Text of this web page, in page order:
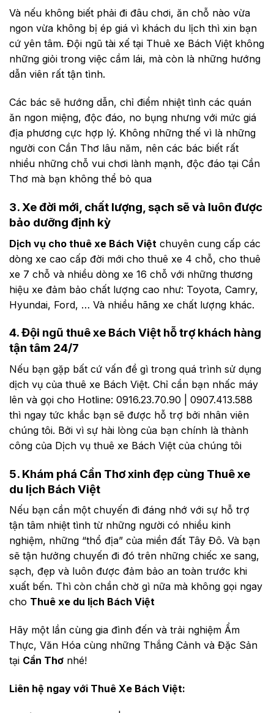
Và nếu không biết phải đi đâu chơi, ăn chỗ nào vừa
ngon vừa không bị ép giá vì khách du lịch thì xin bạn
cứ yên tâm. Đội ngũ tài xế tại Thuê xe Bách Việt không
những giỏi trong việc cầm lái, mà còn là những hướng
dẫn viên rất tận tình.
Các bác sẽ hướng dẫn, chỉ điểm nhiệt tình các quán
ăn ngon miệng, độc đáo, no bụng nhưng với mức giá
địa phương cực hợp lý. Không những thế vì là những
người con Cần Thơ lâu năm, nên các bác biết rất
nhiều những chỗ vui chơi lành mạnh, độc đáo tại Cần
Thơ mà bạn không thể bỏ qua
3. Xe đời mới, chất lượng, sạch sẽ và luôn được
bảo dưỡng định kỳ
Dịch vụ cho thuê xe Bách Việt chuyên cung cấp các
dòng xe cao cấp đời mới cho thuê xe 4 chỗ, cho thuê
xe 7 chỗ và nhiều dòng xe 16 chỗ với những thương
hiệu xe đảm bảo chất lượng cao như: Toyota, Camry,
Hyundai, Ford, … Và nhiều hãng xe chất lượng khác.
4. Đội ngũ thuê xe Bách Việt hỗ trợ khách hàng
tận tâm 24/7
Nếu bạn gặp bất cứ vấn đề gì trong quá trình sử dụng
dịch vụ của thuê xe Bách Việt. Chỉ cần bạn nhấc máy
lên và gọi cho Hotline: 0916.23.70.90 | 0907.413.588
thì ngay tức khắc bạn sẽ được hỗ trợ bởi nhân viên
chúng tôi. Bởi vì sự hài lòng của bạn chính là thành
công của Dịch vụ thuê xe Bách Việt của chúng tôi
5. Khám phá Cần Thơ xinh đẹp cùng Thuê xe
du lịch Bách Việt
Nếu bạn cần một chuyến đi đáng nhớ với sự hỗ trợ
tận tâm nhiệt tình từ những người có nhiều kinh
nghiệm, những “thổ địa” của miền đất Tây Đô. Và bạn
sẽ tận hưởng chuyến đi đó trên những chiếc xe sang,
sạch, đẹp và luôn được đảm bảo an toàn trước khi
xuất bến. Thì còn chần chờ gì nữa mà không gọi ngay
cho Thuê xe du lịch Bách Việt
Hãy một lần cùng gia đình đến và trải nghiệm Ẩm
Thực, Văn Hóa cùng những Thắng Cảnh và Đặc Sản
tại Cần Thơ nhé!
Liên hệ ngay với Thuê Xe Bách Việt: